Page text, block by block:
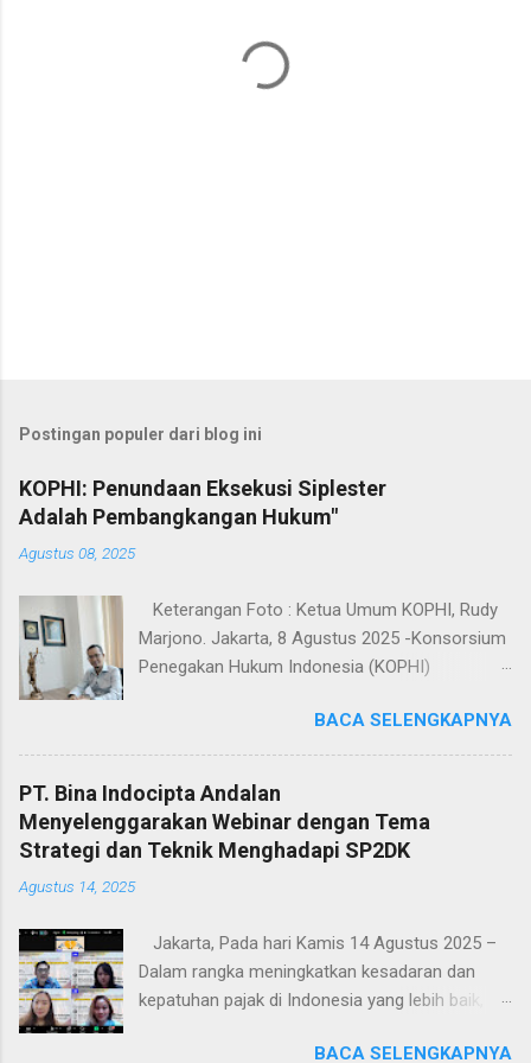
Postingan populer dari blog ini
KOPHI: Penundaan Eksekusi Siplester
Adalah Pembangkangan Hukum"
Agustus 08, 2025
Keterangan Foto : Ketua Umum KOPHI, Rudy
Marjono. Jakarta, 8 Agustus 2025 -Konsorsium
Penegakan Hukum Indonesia (KOPHI)
terhadap putusan perkara Siplester yang telah
berkekuatan hukum tetap (inkracht) sejak 2019,
namun hingga kini belum juga dilaksanakan oleh
Kejaksaan Negeri Jakarta Selatan. Fakta bahwa
sebuah putusan pengadilan yang sudah final
selama enam tahun dibiarkan tanpa eksekusi
pertanyaan besar: Apakah hukum hanya berlaku
bagi rakyat kecil, sementara bagi pihak tertentu
bisa diabaikan? Ketua Umum KOPHI, Rudy
BACA SELENGKAPNYA
PT. Bina Indocipta Andalan
Menyelenggarakan Webinar dengan Tema
Strategi dan Teknik Menghadapi SP2DK
Agustus 14, 2025
Jakarta, Pada hari Kamis 14 Agustus 2025 –
Dalam rangka meningkatkan kesadaran dan
kepatuhan pajak di Indonesia yang lebih baik, PT.
secara cuma-cuma dengan mengangkat topik
BACA SELENGKAPNYA